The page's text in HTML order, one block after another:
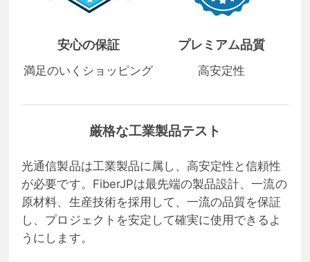
安心の保証
満足のいくショッピング
プレミアム品質
高安定性
厳格な工業製品テスト
光通信製品は工業製品に属し、高安定性と信頼性
が必要です。FiberJPは最先端の製品設計、一流の
原材料、生産技術を採用して、一流の品質を保証
し、プロジェクトを安定して確実に使用できるよ
うにします。